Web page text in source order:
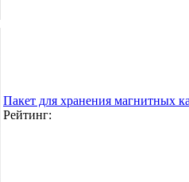
Пакет для хранения магнитных
Рейтинг: